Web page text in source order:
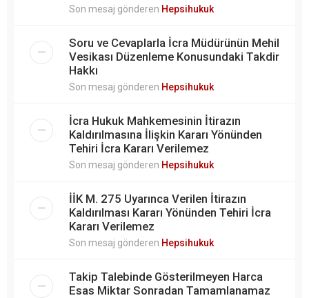
Son mesaj gönderen Hepsihukuk
Soru ve Cevaplarla İcra Müdürünün Mehil
Vesikası Düzenleme Konusundaki Takdir
Hakkı
Son mesaj gönderen Hepsihukuk
İcra Hukuk Mahkemesinin İtirazın
Kaldırılmasına İlişkin Kararı Yönünden
Tehiri İcra Kararı Verilemez
Son mesaj gönderen Hepsihukuk
İİK M. 275 Uyarınca Verilen İtirazın
Kaldırılması Kararı Yönünden Tehiri İcra
Kararı Verilemez
Son mesaj gönderen Hepsihukuk
Takip Talebinde Gösterilmeyen Harca
Esas Miktar Sonradan Tamamlanamaz